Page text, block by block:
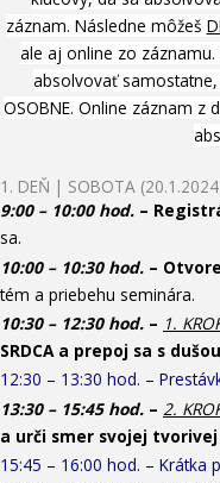
záznam. Následne môžeš
ale aj online zo
absolvovať
OSOBNE. Online záznam z
1. DEŇ | SOBOTA
9:00 – 10:00 hod. –
sa.
10:00 – 10:30 hod. –
tém a priebehu seminára.
10:30 – 12:30 hod. – 1.
SRDCA a prepoj sa s dušou
12:30 – 13:30 hod. –
13:30 – 15:45 hod. – 2.
a urči smer svojej
15:45 – 16:00 hod. – Krátka